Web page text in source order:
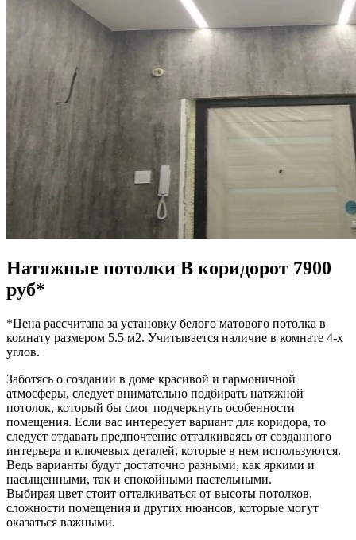
Натяжные потолки В коридорот 7900
руб*
*Цена рассчитана за установку белого матового потолка в
комнату размером 5.5 м2. Учитывается наличие в комнате 4-х
углов.
Заботясь о создании в доме красивой и гармоничной
атмосферы, следует внимательно подбирать натяжной
потолок, который бы смог подчеркнуть особенности
помещения. Если вас интересует вариант для коридора, то
следует отдавать предпочтение отталкиваясь от созданного
интерьера и ключевых деталей, которые в нем используются.
Ведь варианты будут достаточно разными, как яркими и
насыщенными, так и спокойными пастельными.
Выбирая цвет стоит отталкиваться от высоты потолков,
сложности помещения и других нюансов, которые могут
оказаться важными.